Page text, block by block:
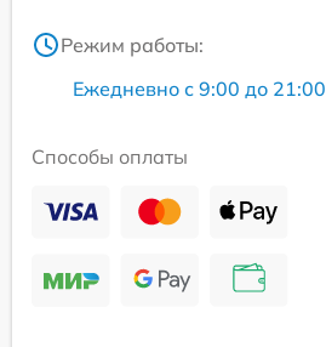
Режим работы:
Ежедневно с 9:00 до 21:00
Способы оплаты